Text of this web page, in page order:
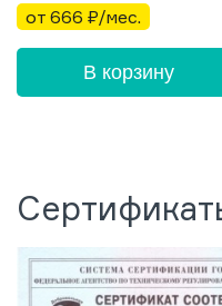
от 666 ₽/мес.
В корзину